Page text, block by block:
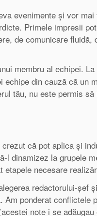
evenimente și vor
Primele impresii
de comunicare
membru al echipei.
echipe din cauză că
tău, nu este permis
că pot aplica și
l dinamizez la grupele
etapele necesare
redactorului-șef
Am ponderat
note i se